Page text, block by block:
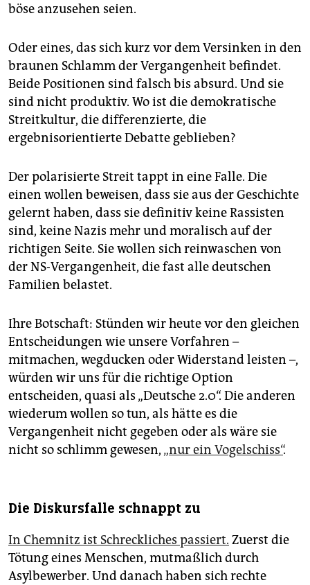
böse anzusehen seien.
Oder eines, das sich kurz vor dem Versinken in den
braunen Schlamm der Vergangenheit befindet.
Beide Positionen sind falsch bis absurd. Und sie
sind nicht produktiv. Wo ist die demokratische
Streitkultur, die differenzierte, die
ergebnisorientierte Debatte geblieben?
Der polarisierte Streit tappt in eine Falle. Die
einen wollen beweisen, dass sie aus der Geschichte
gelernt haben, dass sie definitiv keine Rassisten
sind, keine Nazis mehr und moralisch auf der
richtigen Seite. Sie wollen sich reinwaschen von
der NS-Vergangenheit, die fast alle deutschen
Familien belastet.
Ihre Botschaft: Stünden wir heute vor den gleichen
Entscheidungen wie unsere Vorfahren –
mitmachen, wegducken oder Widerstand leisten –,
würden wir uns für die richtige Option
entscheiden, quasi als „Deutsche 2.0“. Die anderen
wiederum wollen so tun, als hätte es die
Vergangenheit nicht gegeben oder als wäre sie
nicht so schlimm gewesen, „nur ein Vogelschiss“.
Die Diskursfalle schnappt zu
In Chemnitz ist Schreckliches passiert. Zuerst die
Tötung eines Menschen, mutmaßlich durch
Asylbewerber. Und danach haben sich rechte